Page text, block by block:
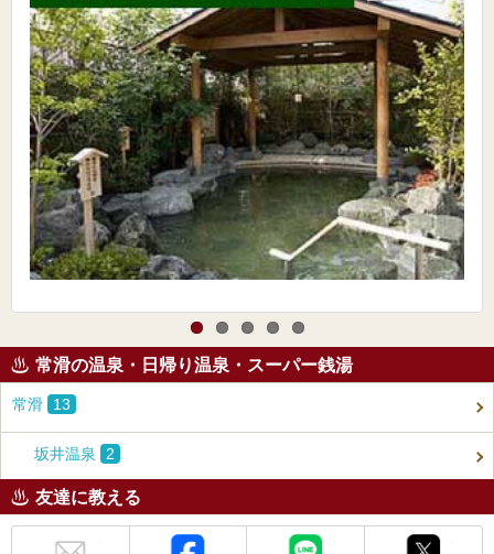
常滑の温泉・日帰り温泉・スーパー銭湯
常滑 13
坂井温泉 2
友達に教える